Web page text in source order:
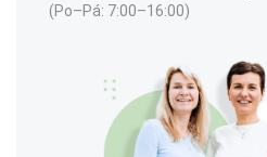
(Po–Pá: 7:00–16:00)